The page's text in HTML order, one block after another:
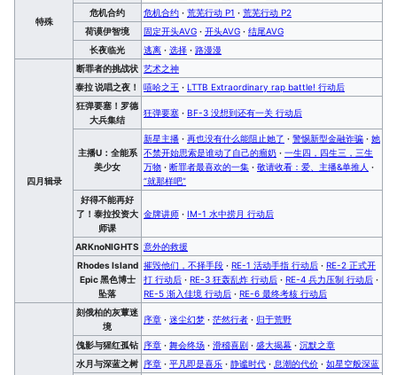
特殊
危机合约
危机合约 · 荒芜行动 P1 · 荒芜行动 P2
荷谟伊智境
固定开头AVG · 开头AVG · 结尾AVG
长夜临光
逃离 · 选择 · 路漫漫
四月辑录
断罪者的挑战状 艺术之神
泰拉 说唱之夜！
嘻哈之王 · LTTB Extraordinary rap battle! 行动后
狂弹要塞！罗德
大兵集结
狂弹要塞 · BF-3 没想到还有一关 行动后
主播U：全能系
美少女
新星主播 · 再也没有什么能阻止她了 · 警惕新型金融诈骗 · 她
不禁开始思索是谁动了自己的瘤奶 · 一生四，四生三，三生
万物 · 断罪者最喜欢的一集 · 敬请收看：爱、主播&单推人 ·
“就那样吧”
好得不能再好
了！泰拉投资大
师课
金牌讲师 · IM-1 水中捞月 行动后
ARKnoNIGHTS 意外的救援
Rhodes Island
Epic 黑色博士
坠落
摧毁他们，不择手段 · RE-1 活动手指 行动后 · RE-2 正式开
打 行动后 · RE-3 狂轰乱炸 行动后 · RE-4 兵力压制 行动后 ·
RE-5 渐入佳境 行动后 · RE-6 最终考核 行动后
刻俄柏的灰蕈迷
境
序章 · 迷尘幻梦 · 茫然行者 · 归于荒野
傀影与猩红孤钻 序章 · 舞会终场 · 滑稽喜剧 · 盛大揭幕 · 沉默之章
水月与深蓝之树 序章 · 平凡即是喜乐 · 静谧时代 · 息潮的代价 · 如星空般深蓝